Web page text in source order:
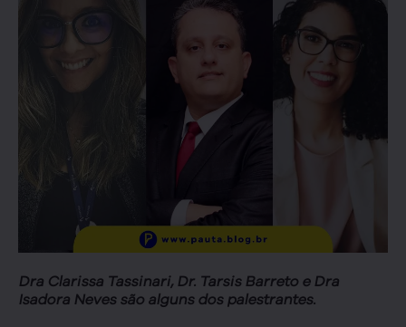
Dra Clarissa Tassinari, Dr. Tarsis Barreto e Dra
Isadora Neves são alguns dos palestrantes.